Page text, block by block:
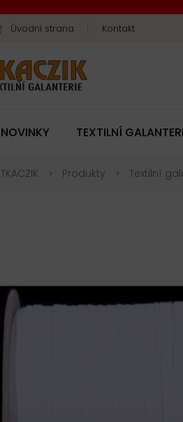
Úvodní strana Kontakt
NOVINKY TEXTILNÍ
TKACZIK Produkty Textilní